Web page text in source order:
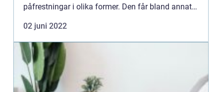
påfrestningar i olika former. Den får bland annat
vi...
02 juni 2022